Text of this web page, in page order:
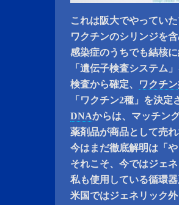
これは阪大でやってい
ワクチンのシリンジを
感染症のうちでも結核に
「遺伝子検査システム
検査から確定、
ワクチン
「ワクチン2種」を決
DNAからは、マッチン
薬剤品が商品として売
今はまだ徹底解明は「や
それこそ、今ではジェ
私も使用している循環器
米国ではジェネリック外